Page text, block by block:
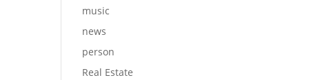
music
news
person
Real Estate